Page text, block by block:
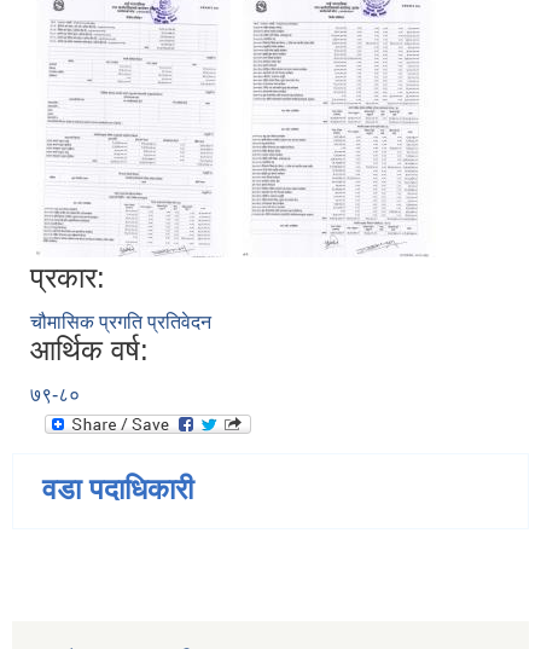
प्रकार:
चौमासिक प्रगति प्रतिवेदन
आर्थिक वर्ष:
७९-८०
वडा पदाधिकारी